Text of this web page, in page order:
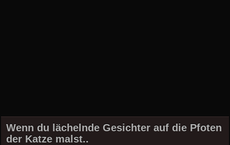
Wenn du lächelnde Gesichter auf die Pfoten
der Katze malst..